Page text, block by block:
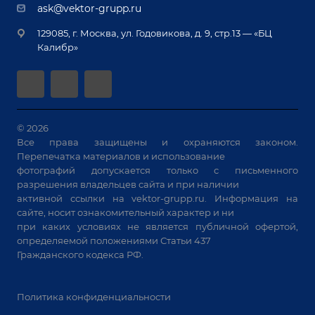
Документы
Специализированные решения для сварки
Позиционеры и вращатели
Машины контактной сварки
Универсальные зажимы
Системы аспирации
Станки лазерной резки
Решения для учебных заведений
Гарантия
автоматизации
ask@vektor-grupp.ru
129085, г. Москва, ул. Годовикова, д. 9, стр.13 — «БЦ
Калибр»
© 2026
Все права защищены и охраняются законом.
Перепечатка материалов и использование
фотографий допускается только с письменного
разрешения владельцев сайта и при наличии
активной ссылки наvektor-grupp.ru . Информация на
сайте, носит ознакомительный характер и ни
при каких условиях не является публичной офертой,
определяемой положениями Статьи 437
Гражданского кодекса РФ.
Политика конфиденциальности